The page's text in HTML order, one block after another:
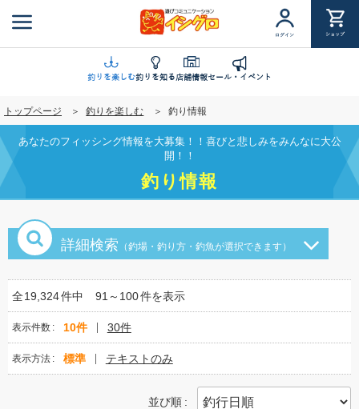
ン
に
移
動
ログイン ショップ
釣りを楽しむ釣りを知る店舗情報セール・イベント
トップページ 釣りを楽しむ 釣り情報
あなたのフィッシング情報を大募集！！喜びと悲しみをみんなに大公
開！！
釣り情報
詳細検索 （釣場・釣り方・釣魚が選択できます）
全19,324件中 91～100件を表示
表示件数 10件 30件
表示方法 標準 テキストのみ
並び順